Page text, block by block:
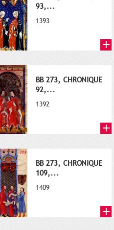
93,...
1393
BB 273, CHRONIQUE
92,...
1392
BB 273, CHRONIQUE
109,...
1409